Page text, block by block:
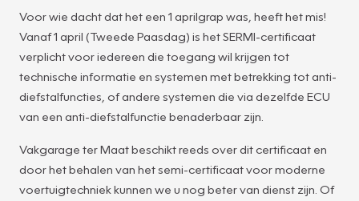
Voor wie dacht dat het een 1 aprilgrap was, heeft het mis!
Vanaf 1 april (Tweede Paasdag) is het SERMI-certificaat
verplicht voor iedereen die toegang wil krijgen tot
technische informatie en systemen met betrekking tot anti-
diefstalfuncties, of andere systemen die via dezelfde ECU
van een anti-diefstalfunctie benaderbaar zijn.
Vakgarage ter Maat beschikt reeds over dit certificaat en
door het behalen van het semi-certificaat voor moderne
voertuigtechniek kunnen we u nog beter van dienst zijn. Of